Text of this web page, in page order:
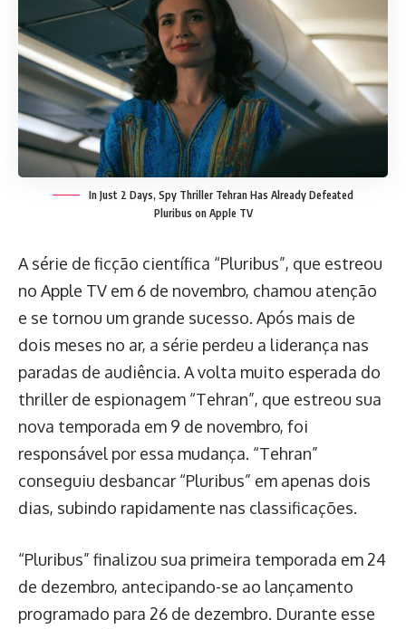
In Just 2 Days, Spy Thriller Tehran Has Already Defeated
Pluribus on Apple TV
A série de ficção científica “Pluribus”, que estreou
no Apple TV em 6 de novembro, chamou atenção
e se tornou um grande sucesso. Após mais de
dois meses no ar, a série perdeu a liderança nas
paradas de audiência. A volta muito esperada do
thriller de espionagem “Tehran”, que estreou sua
nova temporada em 9 de novembro, foi
responsável por essa mudança. “Tehran”
conseguiu desbancar “Pluribus” em apenas dois
dias, subindo rapidamente nas classificações.
“Pluribus” finalizou sua primeira temporada em 24
de dezembro, antecipando-se ao lançamento
programado para 26 de dezembro. Durante esse